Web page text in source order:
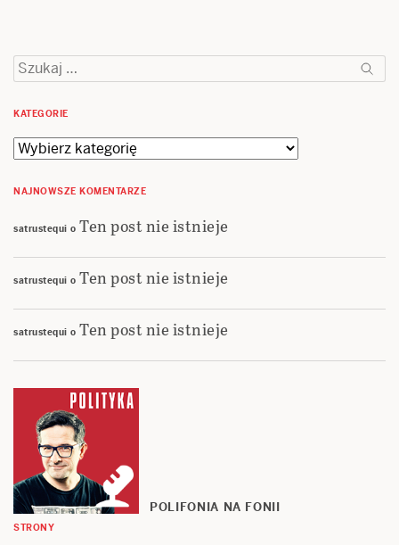
Szukaj:
KATEGORIE
Kategorie
NAJNOWSZE KOMENTARZE
satrustequi o Ten post nie istnieje
satrustequi o Ten post nie istnieje
satrustequi o Ten post nie istnieje
POLIFONIA NA FONII
STRONY